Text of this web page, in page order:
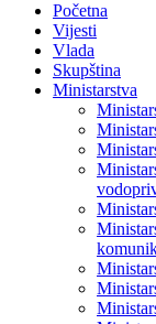
Početna
Vijesti
Vlada
Skupština
Ministarstva